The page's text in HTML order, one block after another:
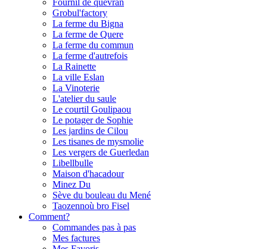
Fournil de quevran
Grobul'factory
La ferme du Bigna
La ferme de Quere
La ferme du commun
La ferme d'autrefois
La Rainette
La ville Eslan
La Vinoterie
L'atelier du saule
Le courtil Goulipaou
Le potager de Sophie
Les jardins de Cilou
Les tisanes de mysmolie
Les vergers de Guerledan
Libellbulle
Maison d'hacadour
Minez Du
Sève du bouleau du Mené
Taozennoù bro Fisel
Comment?
Commandes pas à pas
Mes factures